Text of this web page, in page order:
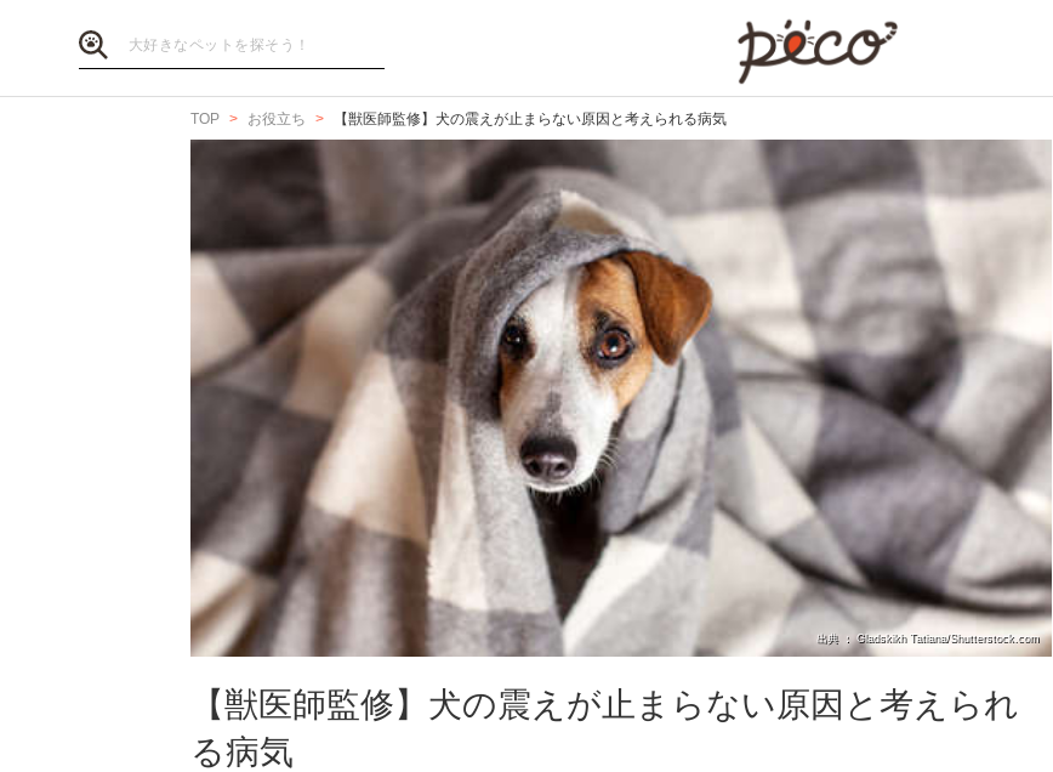
TOP お役立ち 【獣医師監修】犬の震えが止まらない原因と考えられる病気
出典 ： Gladskikh Tatiana/Shutterstock.com
【獣医師監修】犬の震えが止まらない原因と考えられ
る病気